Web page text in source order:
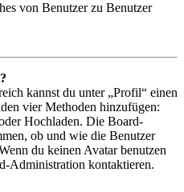
von Benutzer zu Benutzer
kannst du unter „Profil“ einen
vier Methoden hinzufügen:
Hochladen. Die Board-
ob und wie die Benutzer
du keinen Avatar benutzen
Administration kontaktieren.